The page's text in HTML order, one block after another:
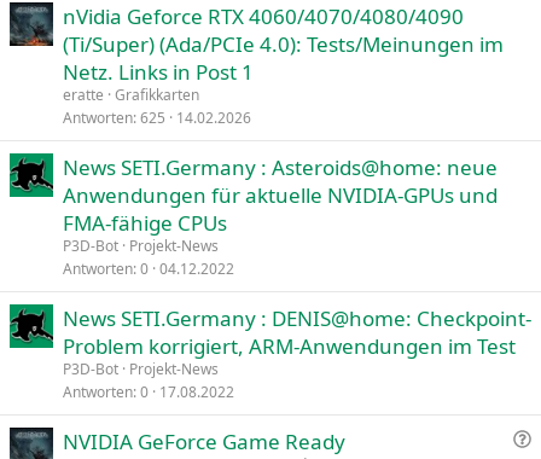
Verdana
nVidia Geforce RTX 4060/4070/4080/4090
(Ti/Super) (Ada/PCIe 4.0): Tests/Meinungen im
Netz. Links in Post 1
eratte Grafikkarten
Antworten 625 14.02.2026
News SETI.Germany : Asteroids@home: neue
Anwendungen für aktuelle NVIDIA-GPUs und
FMA-fähige CPUs
P3D-Bot Projekt-News
Antworten 0 04.12.2022
News SETI.Germany : DENIS@home: Checkpoint-
Problem korrigiert, ARM-Anwendungen im Test
P3D-Bot Projekt-News
Antworten 0 17.08.2022
NVIDIA GeForce Game Ready